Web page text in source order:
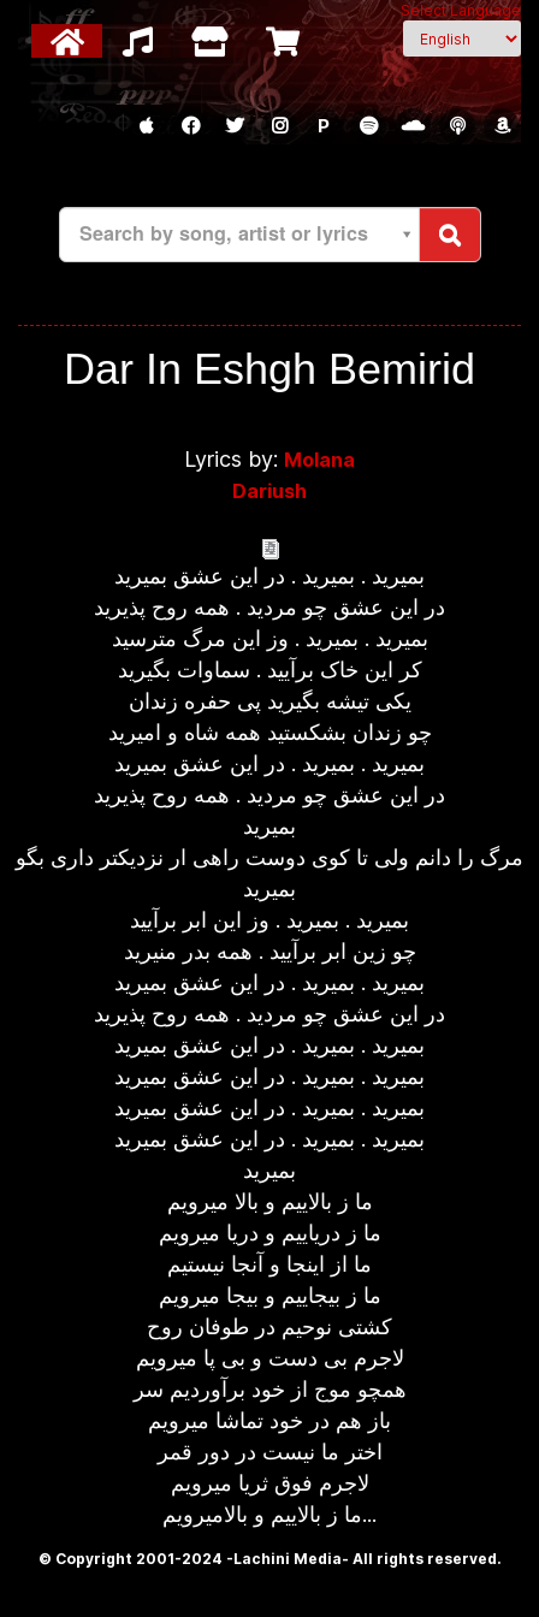
Select Language
P
Search by song, artist or lyrics
Dar In Eshgh Bemirid
Lyrics by: Molana
Dariush
بمیرید . بمیرید . در این عشق بمیرید
در این عشق چو مردید . همه روح پذیرید
بمیرید . بمیرید . وز این مرگ مترسید
کر این خاک برآیید . سماوات بگیرید
یکی تیشه بگیرید پی حفره زندان
چو زندان بشکستید همه شاه و امیرید
بمیرید . بمیرید . در این عشق بمیرید
در این عشق چو مردید . همه روح پذیرید
بمیرید
مرگ را دانم ولی تا کوی دوست راهی ار نزدیکتر داری بگو
بمیرید
بمیرید . بمیرید . وز این ابر برآیید
چو زین ابر برآیید . همه بدر منیرید
بمیرید . بمیرید . در این عشق بمیرید
در این عشق چو مردید . همه روح پذیرید
بمیرید . بمیرید . در این عشق بمیرید
بمیرید . بمیرید . در این عشق بمیرید
بمیرید . بمیرید . در این عشق بمیرید
بمیرید . بمیرید . در این عشق بمیرید
بمیرید
ما ز بالاییم و بالا میرویم
ما ز دریاییم و دریا میرویم
ما از اینجا و آنجا نیستیم
ما ز بیجاییم و بیجا میرویم
کشتی نوحیم در طوفان روح
لاجرم بی دست و بی پا میرویم
همچو موج از خود برآوردیم سر
باز هم در خود تماشا میرویم
اختر ما نیست در دور قمر
لاجرم فوق ثریا میرویم
ما ز بالاییم و بالامیرویم...
© Copyright 2001-2024 -Lachini Media- All rights reserved.